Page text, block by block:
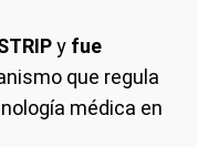
y fue
que regula
médica en